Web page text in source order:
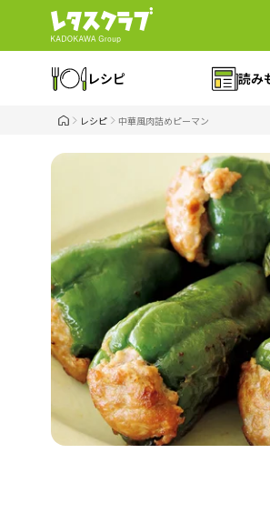
レシピ 読み
レシピ 中華風肉詰めピーマン